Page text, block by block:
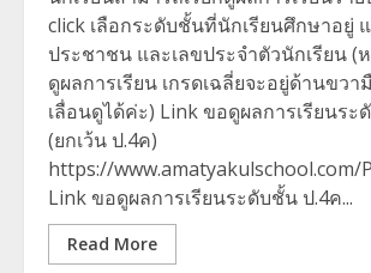
click เลือกระดับชั้นที่นักเรียนศึกษาอยู่
ประชาชน และเลขประจำตัวนักเรียน (
ดูผลการเรียน เกรดเฉลี่ยจะอยู่ด้านขว
เลื่อนดูได้ค่ะ) Link ขอดูผลการเรียนระ
(ยกเว้น ป.4ค)
https://www.amatyakulschool.com/
Link ขอดูผลการเรียนระดับชั้น ป.4ค...
Read More